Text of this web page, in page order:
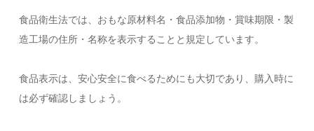
食品衛生法では、おもな原材料名・食品添加物・賞味期限・製
造工場の住所・名称を表示することと規定しています。
食品表示は、安心安全に食べるためにも大切であり、購入時に
は必ず確認しましょう。